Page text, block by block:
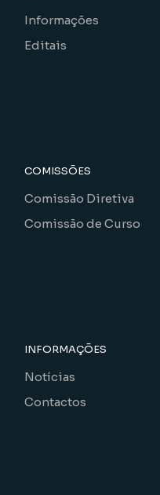
Informações
Editais
COMISSÕES
Comissão Diretiva
Comissão de Curso
INFORMAÇÕES
Notícias
Contactos